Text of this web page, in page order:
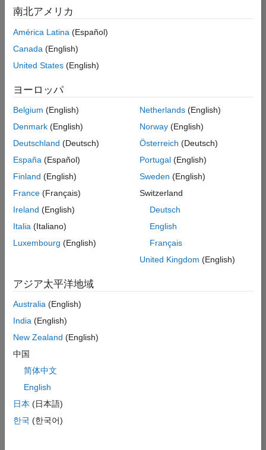
ユーザー エクスペリエンス
現
こ
の
索
件
一
致
る
求
は
あ
り
ま
せ
ん。
範
囲
を
広
る
か、
す
て
の
求
南北アメリカ
América Latina (Español)
Canada (English)
United States (English)
ヨーロッパ
Belgium (English)
Denmark (English)
Deutschland (Deutsch)
España (Español)
Finland (English)
France (Français)
Ireland (English)
Italia (Italiano)
Luxembourg (English)
Netherlands(English)
Norway(English)
Österreich (Deutsch)
Portugal(English)
Sweden (English)
Switzerland
Deutsch
English
Français
United Kingdom (English)
アジア太平洋地域
Australia (English)
India (English)
New Zealand (English)
中国
简体中文
English
日本 (日本語)
한국 (한국어)